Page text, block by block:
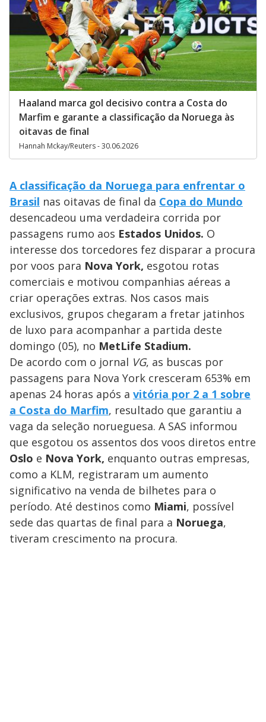
Haaland marca gol decisivo contra a Costa do
Marfim e garante a classificação da Noruega às
oitavas de final
Hannah Mckay/Reuters - 30.06.2026
A classificação da Noruega para enfrentar o
Brasil nas oitavas de final da Copa do Mundo
desencadeou uma verdadeira corrida por
passagens rumo aos Estados Unidos. O
interesse dos torcedores fez disparar a procura
por voos para Nova York, esgotou rotas
comerciais e motivou companhias aéreas a
criar operações extras. Nos casos mais
exclusivos, grupos chegaram a fretar jatinhos
de luxo para acompanhar a partida deste
domingo (05), no MetLife Stadium.
De acordo com o jornal VG, as buscas por
passagens para Nova York cresceram 653% em
apenas 24 horas após a vitória por 2 a 1 sobre
a Costa do Marfim, resultado que garantiu a
vaga da seleção norueguesa. A SAS informou
que esgotou os assentos dos voos diretos entre
Oslo e Nova York, enquanto outras empresas,
como a KLM, registraram um aumento
significativo na venda de bilhetes para o
período. Até destinos como Miami, possível
sede das quartas de final para a Noruega,
tiveram crescimento na procura.